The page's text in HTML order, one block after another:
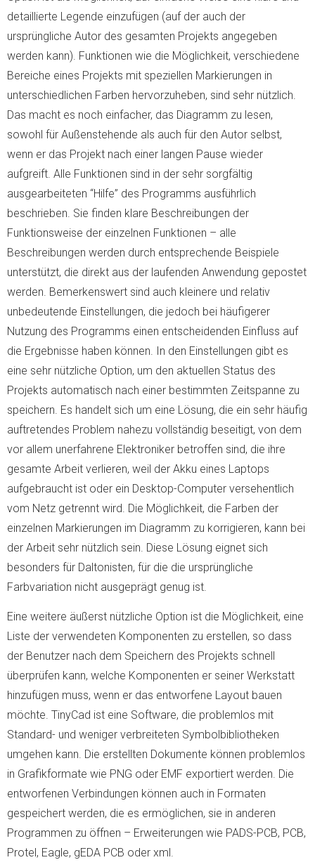
detaillierte Legende einzufügen (auf der auch der
ursprüngliche Autor des gesamten Projekts angegeben
werden kann). Funktionen wie die Möglichkeit, verschiedene
Bereiche eines Projekts mit speziellen Markierungen in
unterschiedlichen Farben hervorzuheben, sind sehr nützlich.
Das macht es noch einfacher, das Diagramm zu lesen,
sowohl für Außenstehende als auch für den Autor selbst,
wenn er das Projekt nach einer langen Pause wieder
aufgreift. Alle Funktionen sind in der sehr sorgfältig
ausgearbeiteten “Hilfe” des Programms ausführlich
beschrieben. Sie finden klare Beschreibungen der
Funktionsweise der einzelnen Funktionen – alle
Beschreibungen werden durch entsprechende Beispiele
unterstützt, die direkt aus der laufenden Anwendung gepostet
werden. Bemerkenswert sind auch kleinere und relativ
unbedeutende Einstellungen, die jedoch bei häufigerer
Nutzung des Programms einen entscheidenden Einfluss auf
die Ergebnisse haben können. In den Einstellungen gibt es
eine sehr nützliche Option, um den aktuellen Status des
Projekts automatisch nach einer bestimmten Zeitspanne zu
speichern. Es handelt sich um eine Lösung, die ein sehr häufig
auftretendes Problem nahezu vollständig beseitigt, von dem
vor allem unerfahrene Elektroniker betroffen sind, die ihre
gesamte Arbeit verlieren, weil der Akku eines Laptops
aufgebraucht ist oder ein Desktop-Computer versehentlich
vom Netz getrennt wird. Die Möglichkeit, die Farben der
einzelnen Markierungen im Diagramm zu korrigieren, kann bei
der Arbeit sehr nützlich sein. Diese Lösung eignet sich
besonders für Daltonisten, für die die ursprüngliche
Farbvariation nicht ausgeprägt genug ist.
Eine weitere äußerst nützliche Option ist die Möglichkeit, eine
Liste der verwendeten Komponenten zu erstellen, so dass
der Benutzer nach dem Speichern des Projekts schnell
überprüfen kann, welche Komponenten er seiner Werkstatt
hinzufügen muss, wenn er das entworfene Layout bauen
möchte. TinyCad ist eine Software, die problemlos mit
Standard- und weniger verbreiteten Symbolbibliotheken
umgehen kann. Die erstellten Dokumente können problemlos
in Grafikformate wie PNG oder EMF exportiert werden. Die
entworfenen Verbindungen können auch in Formaten
gespeichert werden, die es ermöglichen, sie in anderen
Programmen zu öffnen – Erweiterungen wie PADS-PCB, PCB,
Protel, Eagle, gEDA PCB oder xml.